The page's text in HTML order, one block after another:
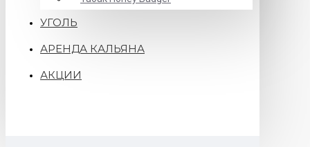
УГОЛЬ
АРЕНДА КАЛЬЯНА
АКЦИИ